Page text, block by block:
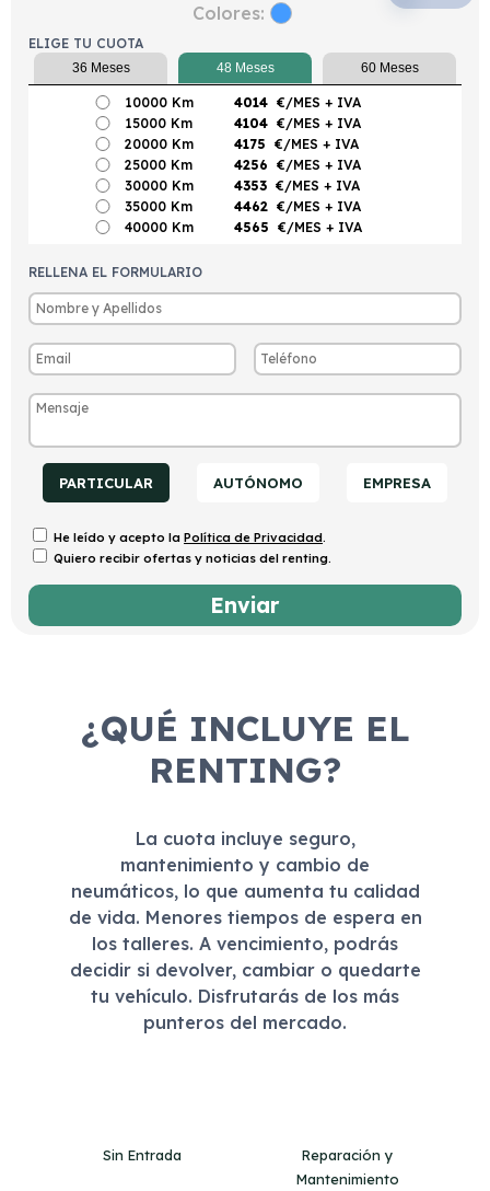
Colores:
ELIGE TU CUOTA
36 Meses 48 Meses 60 Meses
10000 Km 4014 €/MES + IVA
15000 Km
4104 €/MES + IVA
20000 Km
4175 €/MES + IVA
25000 Km
4256 €/MES + IVA
30000 Km
4353 €/MES + IVA
35000 Km
4462 €/MES + IVA
40000 Km
4565 €/MES + IVA
RELLENA EL FORMULARIO
PARTICULAR AUTÓNOMO EMPRESA
He leído y acepto la Política de Privacidad.
Quiero recibir ofertas y noticias del renting.
¿QUÉ INCLUYE EL
RENTING?
La cuota incluye seguro,
mantenimiento y cambio de
neumáticos, lo que aumenta tu calidad
de vida. Menores tiempos de espera en
los talleres. A vencimiento, podrás
decidir si devolver, cambiar o quedarte
tu vehículo. Disfrutarás de los más
punteros del mercado.
Sin Entrada
Reparación y
Mantenimiento